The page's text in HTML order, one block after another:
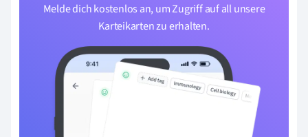
Melde dich kostenlos an, um Zugriff auf all unsere
Karteikarten zu erhalten.